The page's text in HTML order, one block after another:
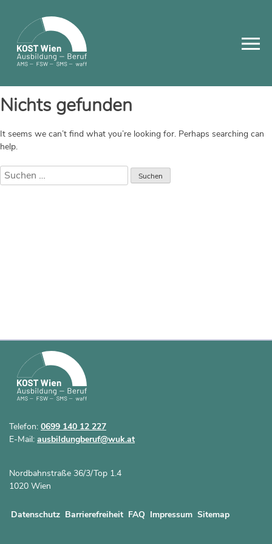
content
Nichts gefunden
It seems we can’t find what you’re looking for. Perhaps searching can
help.
Suchen
nach:
Nordbahnstraße 36/3/Top 1.4
1020 Wien
Telefon: 0699 140 12 227
E-Mail: ausbildungberuf@wuk.at
Datenschutz Barrierefreiheit FAQ Impressum Sitemap